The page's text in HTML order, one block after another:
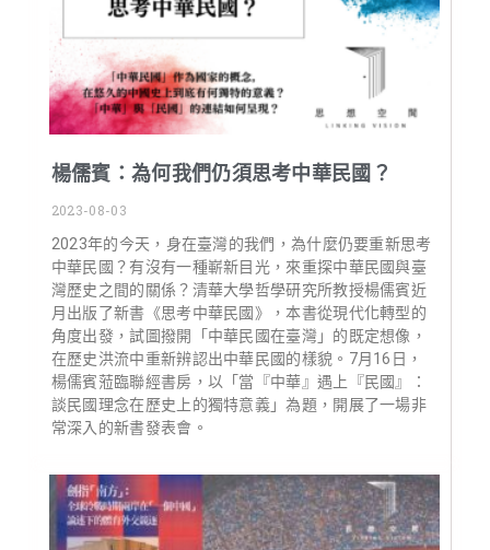
楊儒賓：為何我們仍須思考中華民國？
2023-08-03
2023年的今天，身在臺灣的我們，為什麼仍要重新思考
中華民國？有沒有一種嶄新目光，來重探中華民國與臺
灣歷史之間的關係？清華大學哲學研究所教授楊儒賓近
月出版了新書《思考中華民國》，本書從現代化轉型的
角度出發，試圖撥開「中華民國在臺灣」的既定想像，
在歷史洪流中重新辨認出中華民國的樣貌。7月16日，
楊儒賓蒞臨聯經書房，以「當『中華』遇上『民國』：
談民國理念在歷史上的獨特意義」為題，開展了一場非
常深入的新書發表會。